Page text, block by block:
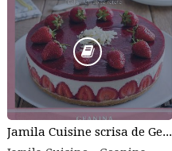
Jamila Cuisine scrisa de Geanina Staicu-Avram